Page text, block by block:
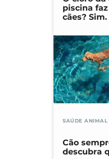
piscina
cães?
SAÚDE ANIMAL
Cão
descubra